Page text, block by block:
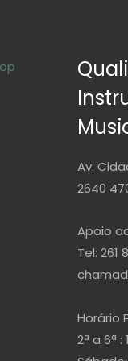
Av.
2640
Apoio
Tel: 261
Horário
2ª a 6ª :